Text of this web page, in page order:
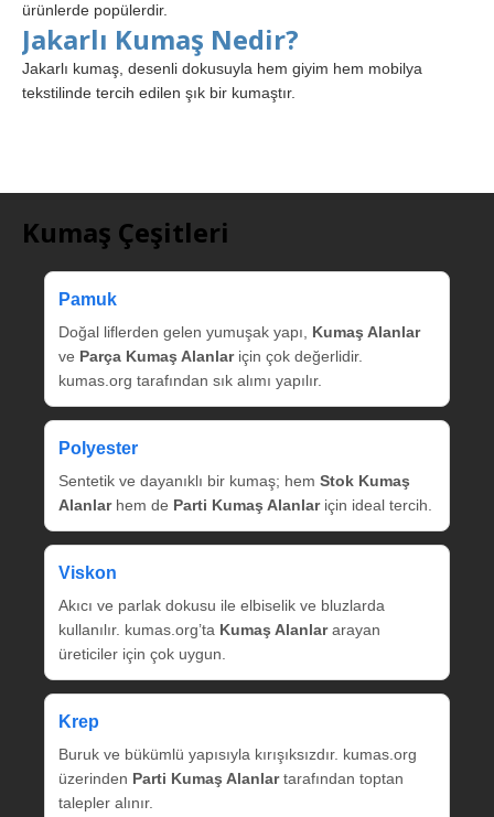
ürünlerde popülerdir.
Jakarlı Kumaş Nedir?
Jakarlı kumaş, desenli dokusuyla hem giyim hem mobilya
tekstilinde tercih edilen şık bir kumaştır.
Kumaş Çeşitleri
Pamuk
Doğal liflerden gelen yumuşak yapı, Kumaş Alanlar
ve Parça Kumaş Alanlariçin çok değerlidir.
kumas.org tarafından sık alımı yapılır.
Polyester
Sentetik ve dayanıklı bir kumaş; hem Stok Kumaş
Alanlarhem de Parti Kumaş Alanlariçin ideal tercih.
Viskon
Akıcı ve parlak dokusu ile elbiselik ve bluzlarda
kullanılır. kumas.org’ta Kumaş Alanlararayan
üreticiler için çok uygun.
Krep
Buruk ve bükümlü yapısıyla kırışıksızdır. kumas.org
üzerinden Parti Kumaş Alanlartarafından toptan
talepler alınır.